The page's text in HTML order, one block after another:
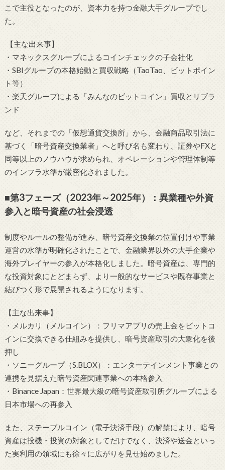
こで主役となったのが、資本力を持つ金融大手グループでし
た。
【主な出来事】
・マネックスグループによるコインチェックの子会社化
・SBIグループの本格始動と買収戦略（TaoTao、ビットポイン
ト等）
・楽天グループによる「みんなのビットコイン」買収とリブラ
ンド
など、それまでの「仮想通貨交換所」から、金融商品取引法に
基づく「暗号資産交換業者」へと呼び名も変わり、証券やFXと
同等以上のノウハウが求められ、オペレーションや管理体制等
のインフラ水準が厳密化されました。
■第3フェーズ（2023年～2025年）：異業種や外資
参入と暗号資産の社会浸透
制度やルールの整備が進み、暗号資産交換業の位置付けや事業
運営の水準が明確化されたことで、金融業界以外の大手企業や
海外プレイヤーの参入が本格化しました。暗号資産は、専門的
な投資対象にとどまらず、より一般的なサービスや既存事業と
結びつく形で展開されるようになります。
【主な出来事】
・メルカリ（メルコイン）：フリマアプリの売上金をビットコ
インに交換できる仕組みを提供し、暗号資産取引の大衆化を後
押し
・ソニーグループ（S.BLOX）：エンターテインメント事業との
連携を見据えた暗号資産関連事業への本格参入
・Binance Japan：世界最大級の暗号資産取引所グループによる
日本市場への再参入
また、ステーブルコイン（電子決済手段）の解禁により、暗号
資産は投機・投資の対象としてだけでなく、決済や送金といっ
た実利用の領域にも徐々に広がりを見せ始めました。